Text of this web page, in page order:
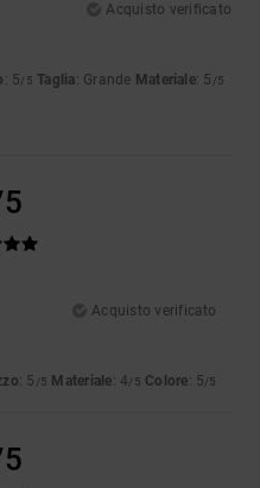
Acquisto verificato
: 5/5 Taglia: Grande Materiale: 5 /5
Acquisto verificato
: 5 /5 Materiale: 4/5 Colore: 5/5